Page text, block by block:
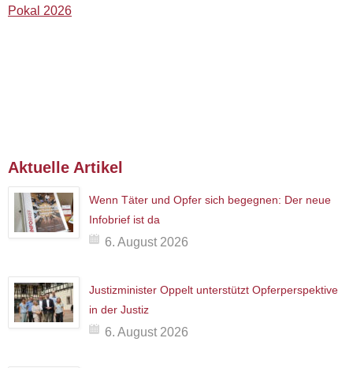
Pokal 2026
Aktuelle Artikel
Wenn Täter und Opfer sich begegnen: Der neue
Infobrief ist da
6. August 2026
Justizminister Oppelt unterstützt Opferperspektive
in der Justiz
6. August 2026